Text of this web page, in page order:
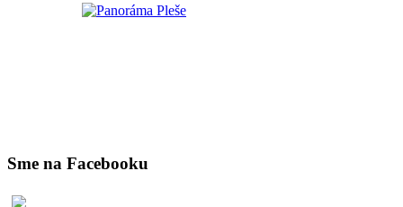
Sme na Facebooku